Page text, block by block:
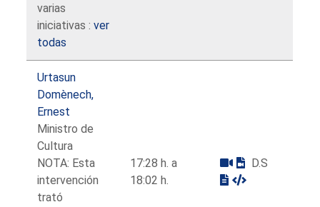
varias
iniciativas :ver
todas
Urtasun
Domènech,
Ernest
Ministro de
Cultura
NOTA: Esta
intervención
trató
17:28 h. a
18:02 h.
D.S